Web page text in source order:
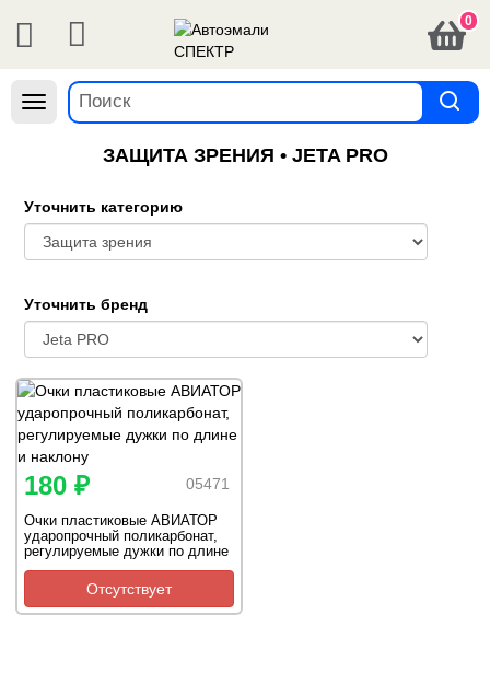
0
Навигация
ЗАЩИТА ЗРЕНИЯ • JETA PRO
Уточнить категорию
Уточнить бренд
05471
180 ₽
Очки пластиковые АВИАТОР
ударопрочный поликарбонат,
регулируемые дужки по длине
и наклону
Отсутствует